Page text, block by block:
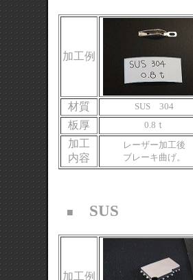
加工例
材質 SUS 304
板厚 0.8ｔ
加工
内容
レーザー加工後
ブレーキ曲げ。
■ SUS
加工例